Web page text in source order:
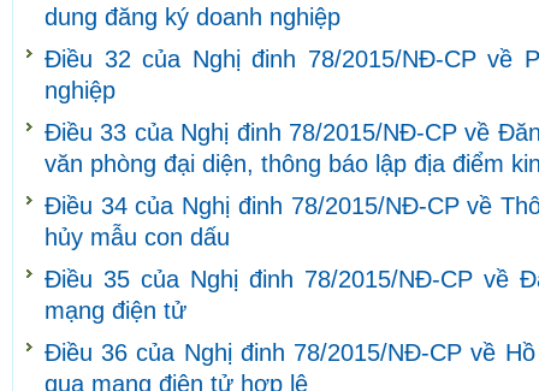
dung đăng ký doanh nghiệp
Điều 32 của Nghị đinh 78/2015/NĐ-CP về
nghiệp
Điều 33 của Nghị đinh 78/2015/NĐ-CP về
văn phòng đại diện, thông báo lập địa điểm
Điều 34 của Nghị đinh 78/2015/NĐ-CP về
hủy mẫu con dấu
Điều 35 của Nghị đinh 78/2015/NĐ-CP về
mạng điện tử
Điều 36 của Nghị đinh 78/2015/NĐ-CP về
qua mạng điện tử hợp lệ